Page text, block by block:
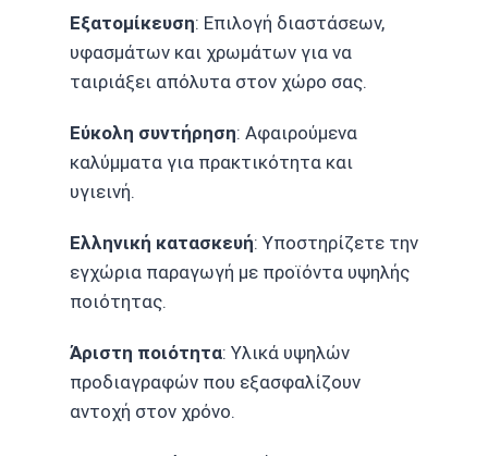
Εξατομίκευση: Επιλογή διαστάσεων,
υφασμάτων και χρωμάτων για να
ταιριάξει απόλυτα στον χώρο σας.
Εύκολη συντήρηση: Αφαιρούμενα
καλύμματα για πρακτικότητα και
υγιεινή.
Ελληνική κατασκευή: Υποστηρίζετε την
εγχώρια παραγωγή με προϊόντα υψηλής
ποιότητας.
Άριστη ποιότητα: Υλικά υψηλών
προδιαγραφών που εξασφαλίζουν
αντοχή στον χρόνο.